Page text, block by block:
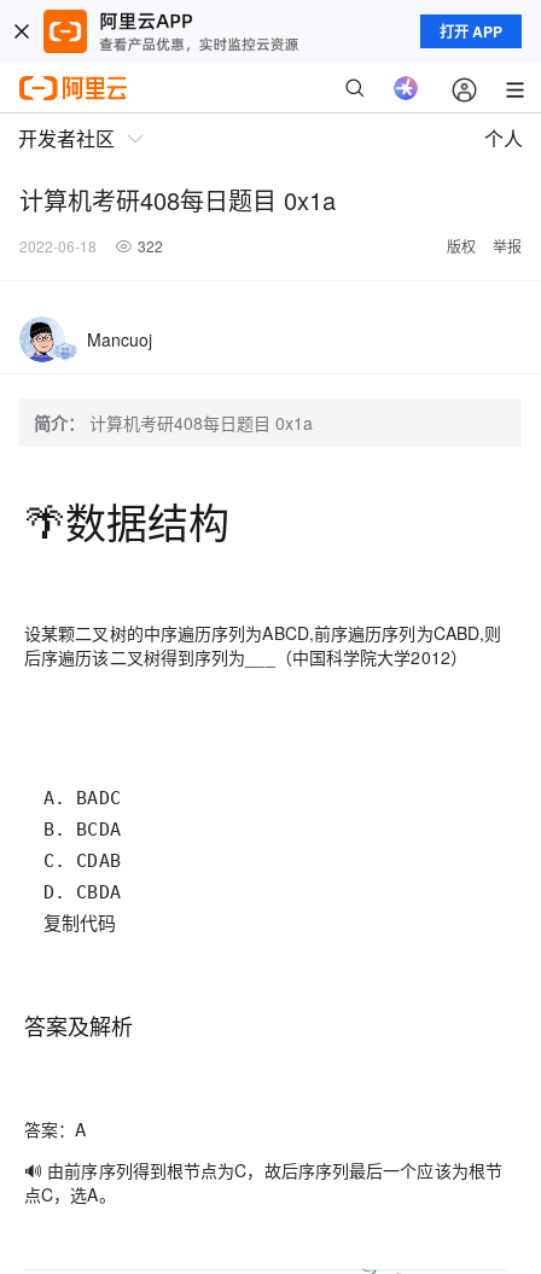
打开 APP
开发者社区 个人
计算机考研408每日题目 0x1a
2022-06-18 322 版权 举报
Mancuoj
简介： 计算机考研408每日题目 0x1a
🌴数据结构
设某颗二叉树的中序遍历序列为ABCD,前序遍历序列为CABD,则
后序遍历该二叉树得到序列为___（中国科学院大学2012）
B. BCDA
C. CDAB
D. CBDA
复制代码
答案及解析
答案：A
🔊 由前序序列得到根节点为C，故后序序列最后一个应该为根节
点C，选A。